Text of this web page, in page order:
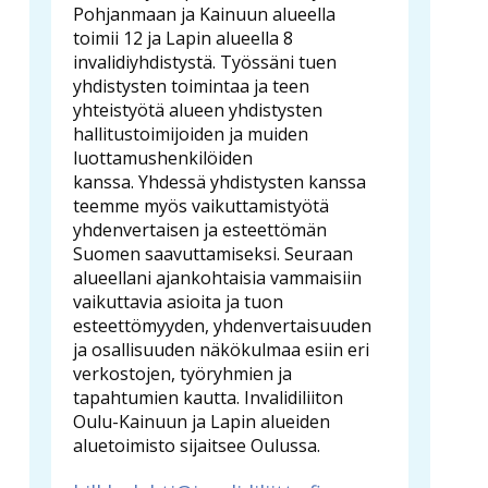
Pohjanmaan ja Kainuun alueella
toimii 12 ja Lapin alueella 8
invalidiyhdistystä. Työssäni tuen
yhdistysten toimintaa ja teen
yhteistyötä alueen yhdistysten
hallitustoimijoiden ja muiden
luottamushenkilöiden
kanssa. Yhdessä yhdistysten kanssa
teemme myös vaikuttamistyötä
yhdenvertaisen ja esteettömän
Suomen saavuttamiseksi. Seuraan
alueellani ajankohtaisia vammaisiin
vaikuttavia asioita ja tuon
esteettömyyden, yhdenvertaisuuden
ja osallisuuden näkökulmaa esiin eri
verkostojen, työryhmien ja
tapahtumien kautta. Invalidiliiton
Oulu-Kainuun ja Lapin alueiden
aluetoimisto sijaitsee Oulussa.